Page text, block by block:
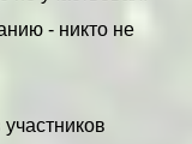
- никто не